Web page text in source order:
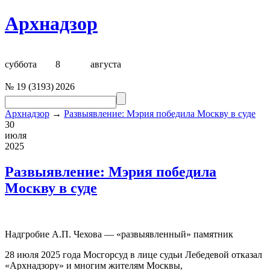
Архнадзор
суббота 8 августа
№ 19 (3193) 2026
Архнадзор → Развыявление: Мэрия победила Москву в суде
30
июля
2025
Развыявление: Мэрия победила
Москву в суде
Надгробие А.П. Чехова — «развыявленный» памятник
28 июля 2025 года Мосгорсуд в лице судьи Лебедевой отказал
«Архнадзору» и многим жителям Москвы,